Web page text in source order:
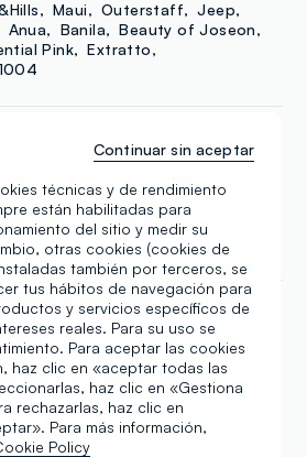
Maui Outerstaff
Jeep
Anua Banila
Beauty of Joseon
Pink
Extratto
Click & collect
Apple Pay
técnicas y de rendimiento
están habilitadas para
del sitio y medir su
otras cookies (cookies de
también por terceros, se
tus hábitos de navegación para
y servicios específicos de
reales. Para su uso se
Para aceptar las cookies
haz clic en «aceptar todas las
haz clic en «Gestiona
rechazarlas, haz clic en
Para más información,
Policy
Continuar sin aceptar